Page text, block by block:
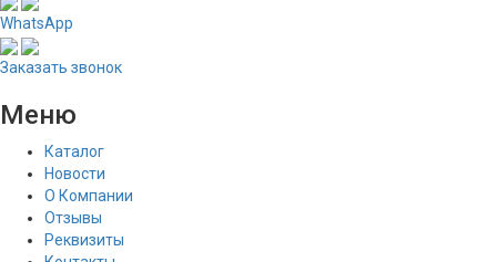
WhatsApp
Заказать звонок
Меню
Каталог
Новости
О Компании
Отзывы
Реквизиты